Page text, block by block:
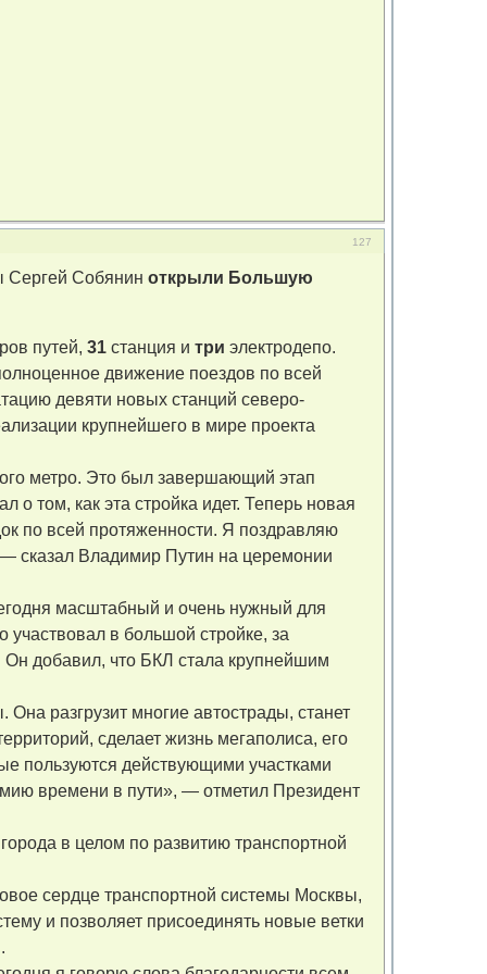
127
Сергей Собяниноткрыли Большую
путей,31 станция итри электродепо.
движение поездов по всей
девяти новых станций северо-
крупнейшего в мире проекта
метро. Это был завершающий этап
том, как эта стройка идет. Теперь новая
по всей протяженности. Я поздравляю
сказал Владимир Путин на церемонии
масштабный и очень нужный для
участвовал в большой стройке, за
Он добавил, что БКЛ стала крупнейшим
разгрузит многие автострады, станет
сделает жизнь мегаполиса, его
пользуются действующими участками
времени в пути», — отметил Президент
в целом по развитию транспортной
сердце транспортной системы Москвы,
и позволяет присоединять новые ветки